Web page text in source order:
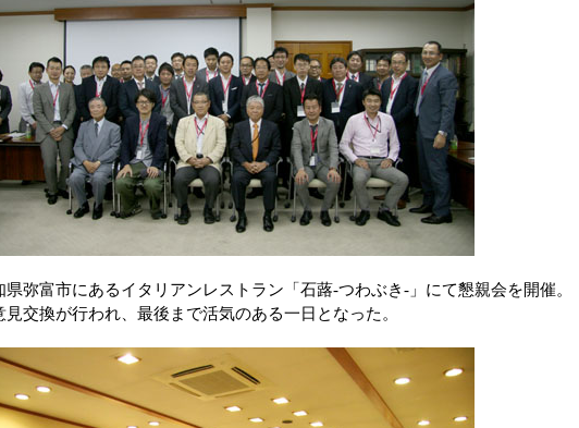
弥富市にあるイタリアンレストラン「石蕗-つわぶき-」にて懇親会を開催。
交換が行われ、最後まで活気のある一日となった。